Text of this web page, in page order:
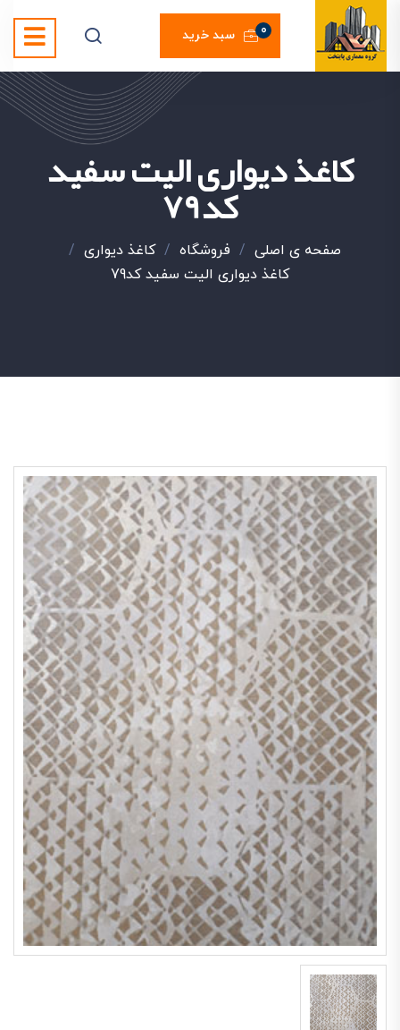
سبد خرید 0
کاغذ دیواری الیت سفید
کد79
صفحه ی اصلی / فروشگاه /کاغذ دیواری /
کاغذ دیواری الیت سفید کد79